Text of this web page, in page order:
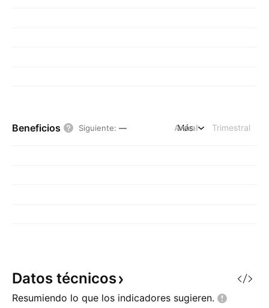
Beneficios Siguiente: — Anual Trimestral
Más
Datos técnicos
Resumiendo lo que los indicadores sugieren.